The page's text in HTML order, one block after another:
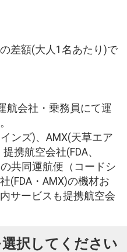
差額(大人1名あたり)で
航会社・乗務員にて運
ンズ)、AMX(天草エア
携航空会社(FDA、
共同運航便（コードシ
(FDA・AMX)の機材お
サービスも提携航空会
択してください